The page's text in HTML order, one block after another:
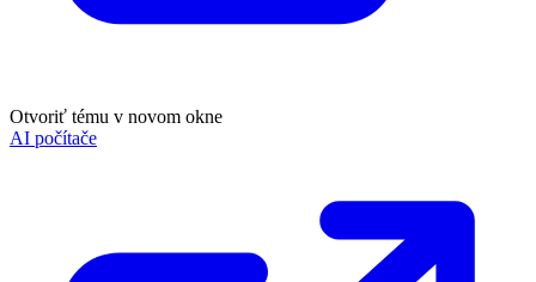
Otvoriť tému v novom okne
AI počítače